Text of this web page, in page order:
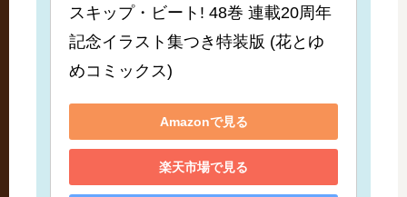
スキップ・ビート! 48巻 連載20周年
記念イラスト集つき特装版 (花とゆ
めコミックス)
Amazonで見る
楽天市場で見る